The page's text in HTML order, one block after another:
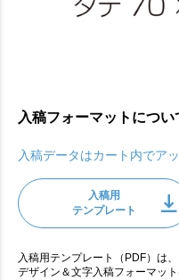
入稿フォーマットについ
入稿データはカート内でア
入稿用
テンプレート
入稿用テンプレート（PDF）は
デザイン＆文字入稿フォーマッ